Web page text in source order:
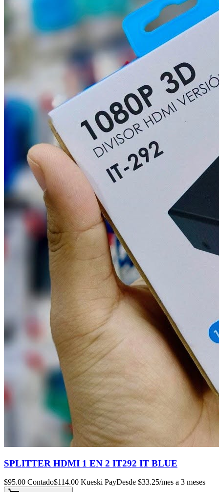
SPLITTER HDMI 1 EN 2 IT292 IT BLUE
$95.00 Contado$114.00 Kueski PayDesde $33.25/mes a 3 meses